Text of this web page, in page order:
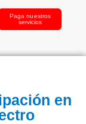
Paga nuestros
servicios
en